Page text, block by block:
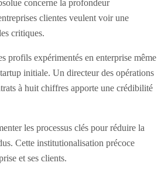
concerne la profondeur
clientes veulent voir une
critiques.
profils expérimentés en enterprise même
initiale. Un directeur des opérations
à huit chiffres apporte une crédibilité
les processus clés pour réduire la
Cette institutionalisation précoce
et ses clients.